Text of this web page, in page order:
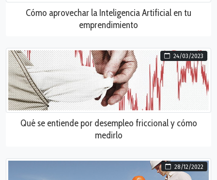
Cómo aprovechar la Inteligencia Artificial en tu
emprendimiento
24/03/2023
Qué se entiende por desempleo friccional y cómo
medirlo
28/12/2022